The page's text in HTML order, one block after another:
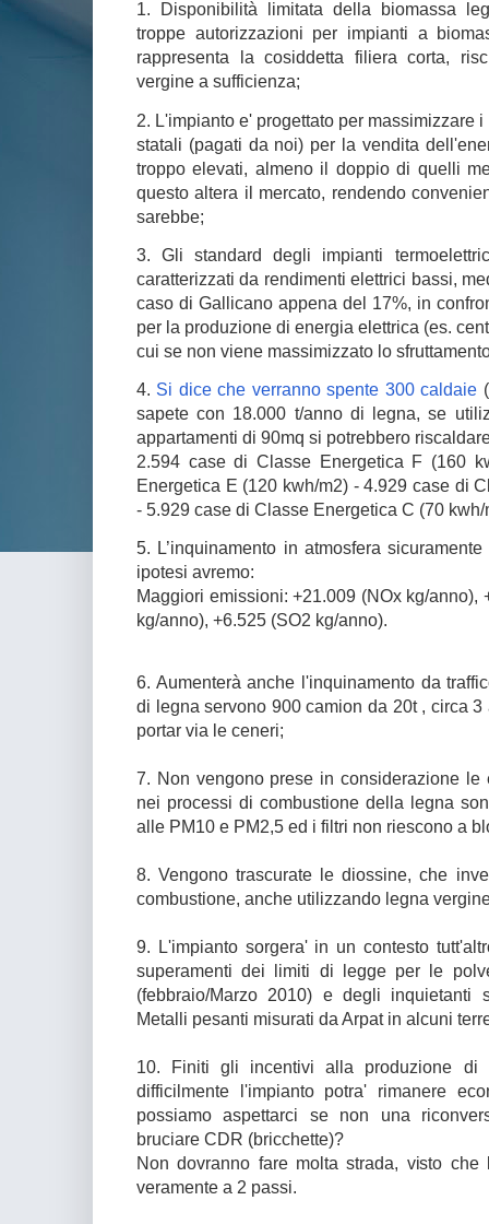
1. Disponibilità limitata della biomassa
troppe autorizzazioni per impianti a
rappresenta la cosiddetta filiera corta,
vergine a sufficienza;
2. L'impianto e' progettato per massimizzare
statali (pagati da noi) per la vendita
troppo elevati, almeno il doppio di quelli
questo altera il mercato, rendendo
sarebbe;
3. Gli standard degli impianti
caratterizzati da rendimenti elettrici bassi,
caso di Gallicano appena del 17%, in
per la produzione di energia elettrica (es.
cui se non viene massimizzato lo
4. Si dice che verranno spente 300 caldaie
sapete con 18.000 t/anno di legna, se
appartamenti di 90mq si potrebbero
2.594 case di Classe Energetica F (160
Energetica E (120 kwh/m2) - 4.929 case di
- 5.929 case di Classe Energetica C (70 kwh/
5. L’inquinamento in atmosfera
ipotesi avremo:
Maggiori emissioni: +21.009 (NOx kg/anno),
kg/anno), +6.525 (SO2 kg/anno).
6. Aumenterà anche l'inquinamento da
di legna servono 900 camion da 20t , circa
portar via le ceneri;
7. Non vengono prese in considerazione
nei processi di combustione della legna
alle PM10 e PM2,5 ed i filtri non riescono a
8. Vengono trascurate le diossine, che
combustione, anche utilizzando legna
9. L'impianto sorgera' in un contesto
superamenti dei limiti di legge per le
(febbraio/Marzo 2010) e degli inquietanti
Metalli pesanti misurati da Arpat in alcuni
10. Finiti gli incentivi alla produzione di
difficilmente l'impianto potra' rimanere
possiamo aspettarci se non una
bruciare CDR (bricchette)?
Non dovranno fare molta strada, visto
veramente a 2 passi.